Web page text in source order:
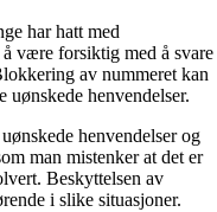
har hatt med
være forsiktig med å svare
av nummeret kan
henvendelser.
henvendelser og
man mistenker at det er
Beskyttelsen av
i slike situasjoner.